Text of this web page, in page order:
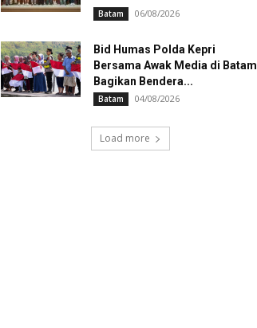
Batam 06/08/2026
Bid Humas Polda Kepri
Bersama Awak Media di Batam
Bagikan Bendera...
Batam 04/08/2026
Load more